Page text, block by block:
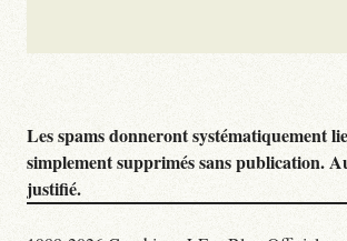
Les spams donneront systématiquement
simplement supprimés sans publication.
justifié.